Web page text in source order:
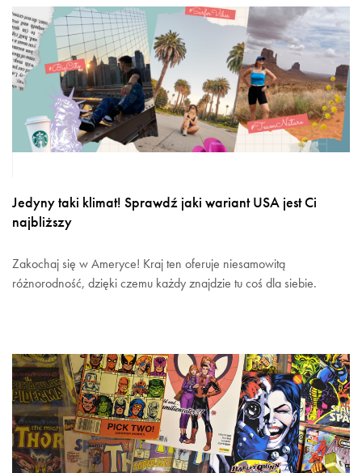
Jedyny taki klimat! Sprawdź jaki wariant USA jest Ci
najbliższy
Zakochaj się w Ameryce! Kraj ten oferuje niesamowitą
różnorodność, dzięki czemu każdy znajdzie tu coś dla siebie.